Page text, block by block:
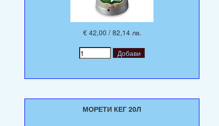
€ 42,00 / 82,14 лв.
МОРЕТИ КЕГ 20Л